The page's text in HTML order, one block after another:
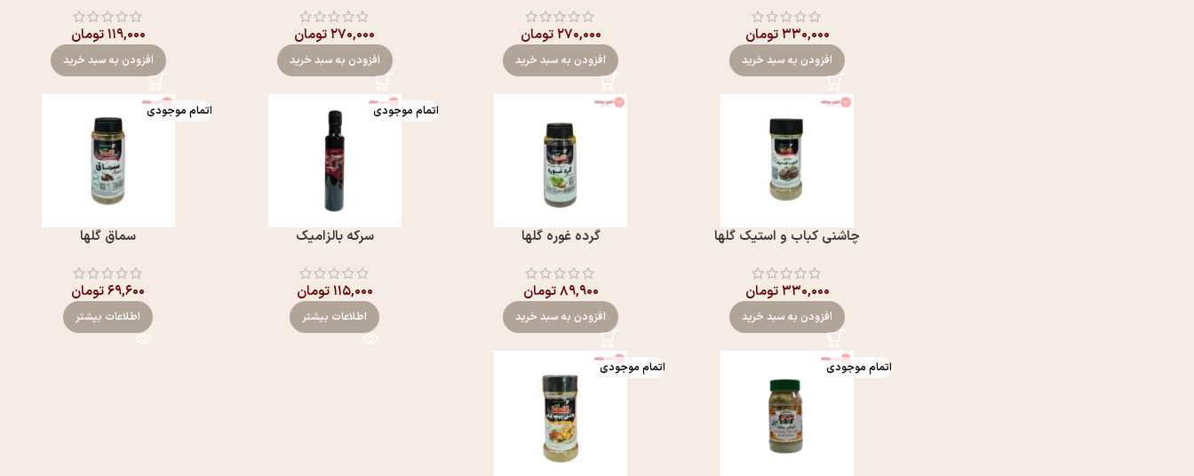
۳۳۰,۰۰۰تومان
افزودن به سبد خرید
۲۷۰,۰۰۰تومان
افزودن به سبد خرید
۲۷۰,۰۰۰تومان
افزودن به سبد خرید
۱۱۹,۰۰۰تومان
افزودن به سبد خرید
چاشنی کباب و استیک گلها
۳۳۰,۰۰۰تومان
افزودن به سبد خرید
گرده غوره گلها
۸۹,۹۰۰تومان
افزودن به سبد خرید
اتمام موجودی
سرکه بالزامیک
۱۱۵,۰۰۰تومان
اطلاعات بیشتر
اتمام موجودی
سماق گلها
۶۹,۶۰۰تومان
اطلاعات بیشتر
اتمام موجودی اتمام موجودی